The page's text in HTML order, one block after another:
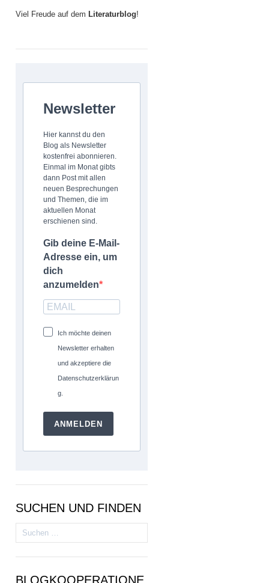
Viel Freude auf dem Literaturblog!
Newsletter
Hier kannst du den
Blog als Newsletter
kostenfrei abonnieren.
Einmal im Monat gibts
dann Post mit allen
neuen Besprechungen
und Themen, die im
aktuellen Monat
erschienen sind.
Gib deine E-Mail-
Adresse ein, um
dich
anzumelden
Ich möchte deinen
Newsletter erhalten
und akzeptiere die
Datenschutzerklärun
g.
ANMELDEN
SUCHEN UND FINDEN
Suchen
nach:
BLOGKOOPERATIONE